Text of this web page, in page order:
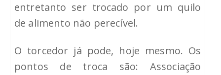
entretanto ser trocado por um quilo
de alimento não perecível.
O torcedor já pode, hoje mesmo. Os
pontos de troca são: Associação